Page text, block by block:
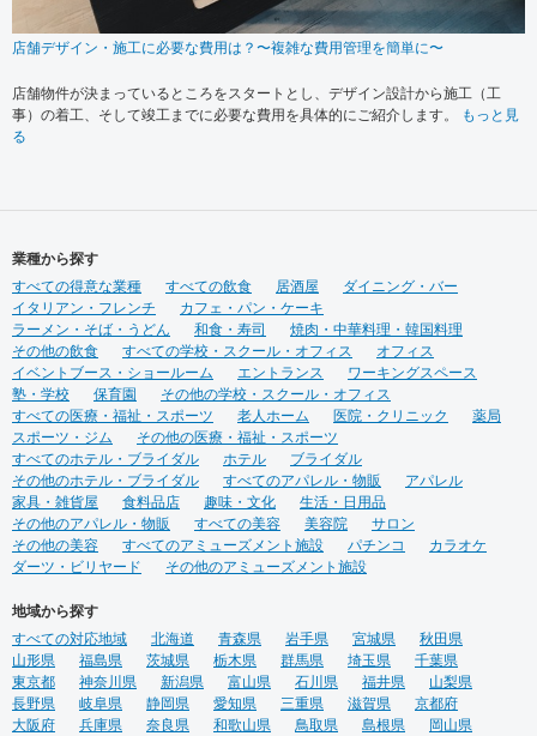
店舗デザイン・施工に必要な費用は？〜複雑な費用管理を簡単に〜
店舗物件が決まっているところをスタートとし、デザイン設計から施工（工
事）の着工、そして竣工までに必要な費用を具体的にご紹介します。
もっと見
る
業種から探す
すべての得意な業種
すべての飲食 居酒屋
ダイニング・バー
イタリアン・フレンチ
カフェ・パン・ケーキ
ラーメン・そば・うどん
和食・寿司
焼肉・中華料理・韓国料理
その他の飲食
すべての学校・スクール・オフィス
オフィス
イベントブース・ショールーム
エントランス
ワーキングスペース
塾・学校
保育園
その他の学校・スクール・オフィス
すべての医療・福祉・スポーツ
老人ホーム 医院・クリニック
薬局
スポーツ・ジム
その他の医療・福祉・スポーツ
すべてのホテル・ブライダル
ホテル
ブライダル
その他のホテル・ブライダル
すべてのアパレル・物販
アパレル
家具・雑貨屋
食料品店 趣味・文化
生活・日用品
その他のアパレル・物販
すべての美容 美容院
サロン
その他の美容
すべてのアミューズメント施設 パチンコ
カラオケ
ダーツ・ビリヤード
その他のアミューズメント施設
地域から探す
すべての対応地域
北海道 青森県 岩手県 宮城県
秋田県
山形県
福島県 茨城県 栃木県 群馬県 埼玉県
千葉県
東京都
神奈川県 新潟県 富山県 石川県 福井県
山梨県
長野県
岐阜県 静岡県 愛知県 三重県 滋賀県
京都府
大阪府
兵庫県 奈良県 和歌山県 鳥取県 島根県
岡山県